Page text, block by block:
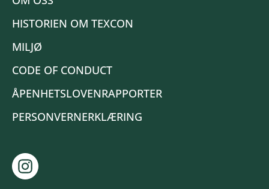
HISTORIEN OM TEXCON
MILJØ
CODE OF CONDUCT
ÅPENHETSLOVENRAPPORTER
PERSONVERNERKLÆRING